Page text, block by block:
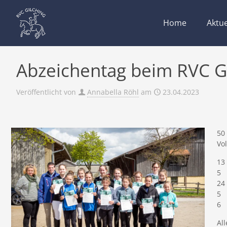
Home
Abzeichentag beim RVC
Veröffentlicht von Annabella Röhl am 23.04.2023
5
24
5
6